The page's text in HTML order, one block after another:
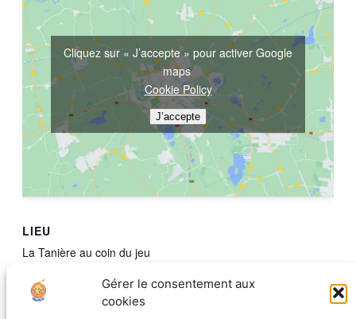
Gérer le consentement aux
cookies
LIEU
La Tanière au coin du jeu
Grenoble
38000 France + Google Map
Cliquez sur « J’accepte » pour activer Google
maps
Cookie Policy
J’accepte